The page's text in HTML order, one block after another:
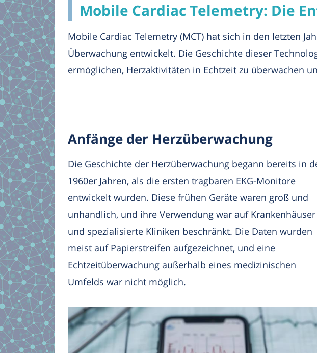
Mobile Cardiac Telemetry: Die
Mobile Cardiac Telemetry (MCT) hat sich in den letzten
Überwachung entwickelt. Die Geschichte dieser
ermöglichen, Herzaktivitäten in Echtzeit zu überwachen
Anfänge der Herzüberwachung
Die Geschichte der Herzüberwachung begann bereits in
1960er Jahren, als die ersten tragbaren EKG-Monitore
entwickelt wurden. Diese frühen Geräte waren groß und
unhandlich, und ihre Verwendung war auf Krankenhäuser
und spezialisierte Kliniken beschränkt. Die Daten wurden
meist auf Papierstreifen aufgezeichnet, und eine
Echtzeitüberwachung außerhalb eines medizinischen
Umfelds war nicht möglich.